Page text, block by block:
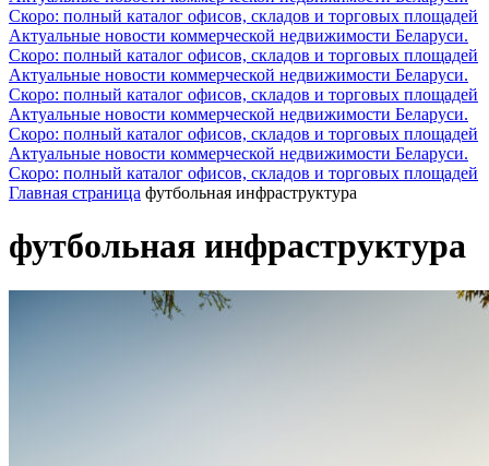
Скоро: полный каталог офисов, складов и торговых площадей
Актуальные новости коммерческой недвижимости Беларуси.
Скоро: полный каталог офисов, складов и торговых площадей
Актуальные новости коммерческой недвижимости Беларуси.
Скоро: полный каталог офисов, складов и торговых площадей
Актуальные новости коммерческой недвижимости Беларуси.
Скоро: полный каталог офисов, складов и торговых площадей
Актуальные новости коммерческой недвижимости Беларуси.
Скоро: полный каталог офисов, складов и торговых площадей
Главная страница футбольная инфраструктура
футбольная инфраструктура